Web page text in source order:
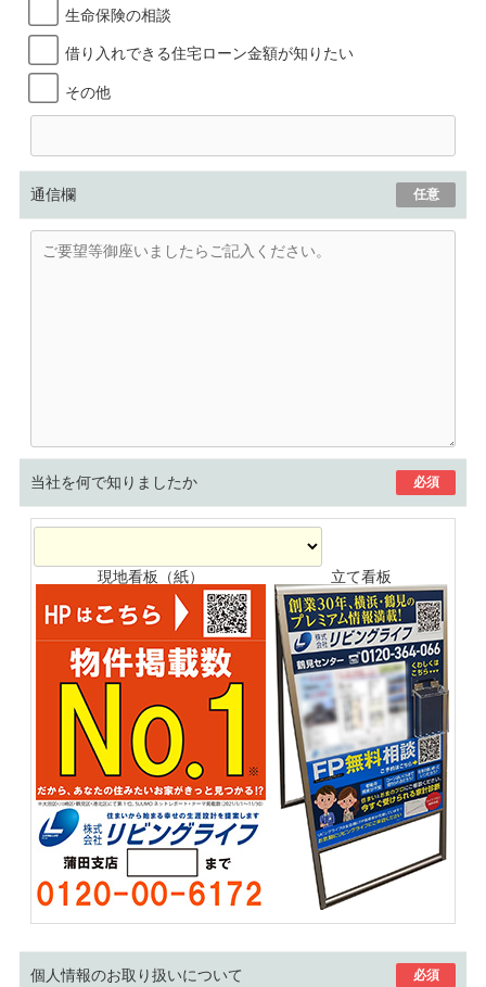
生命保険の相談
借り入れできる住宅ローン金額が知りたい
その他
通信欄 任意
当社を何で知りましたか 必須
現地看板（紙） 立て看板
個人情報のお取り扱いについて 必須